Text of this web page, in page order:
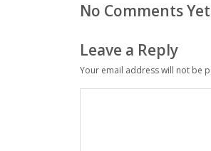
No Comments Yet
Leave a Reply
Your email address will not be